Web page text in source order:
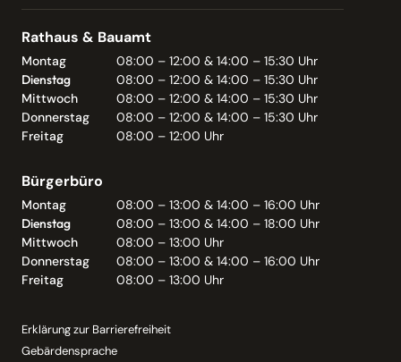
Rathaus & Bauamt
Montag
08:00 – 12:00 & 14:00 – 15:30 Uhr
Dienstag
08:00 – 12:00 & 14:00 – 15:30 Uhr
Mittwoch
08:00 – 12:00 & 14:00 – 15:30 Uhr
Donnerstag
08:00 – 12:00 & 14:00 – 15:30 Uhr
Freitag
08:00 – 12:00 Uhr
Bürgerbüro
Montag
08:00 – 13:00 & 14:00 – 16:00 Uhr
Dienstag
08:00 – 13:00 & 14:00 – 18:00 Uhr
Mittwoch
08:00 – 13:00 Uhr
Donnerstag
08:00 – 13:00 & 14:00 – 16:00 Uhr
Freitag
08:00 – 13:00 Uhr
Erklärung zur Barrierefreiheit
Gebärdensprache